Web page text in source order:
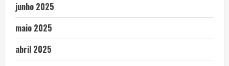
junho 2025
maio 2025
abril 2025